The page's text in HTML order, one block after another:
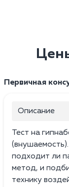
Первичная
Описание
Тест на
подходит ли
метод, и
технику